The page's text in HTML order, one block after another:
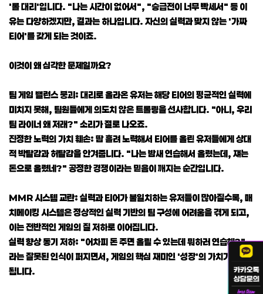
'롤 대리'입니다. "나는 시간이 없어서", "승급전이 너무 빡세서" 등 이
유는 다양하겠지만, 결과는 하나입니다. 자신의 실력과 맞지 않는 '가짜
티어'를 갖게 되는 것이죠.
이것이 왜 심각한 문제일까요?
팀 게임 밸런스 붕괴: 대리로 올라온 유저는 해당 티어의 평균적인 실력에
미치지 못해, 팀원들에게 의도치 않은 트롤링을 선사합니다. "아니, 우리
팀 라이너 왜 저래?" 소리가 절로 나오죠.
진정한 노력의 가치 훼손: 땀 흘려 노력해서 티어를 올린 유저들에게 상대
적 박탈감과 허탈감을 안겨줍니다. "나는 밤새 연습해서 올렸는데, 쟤는
돈으로 올렸네?" 공정한 경쟁이라는 믿음이 깨지는 순간입니다.
MMR 시스템 교란: 실력과 티어가 불일치하는 유저들이 많아질수록, 매
치메이킹 시스템은 정상적인 실력 기반의 팀 구성에 어려움을 겪게 되고,
이는 전반적인 게임의 질 저하로 이어집니다.
실력 향상 동기 저하: "어차피 돈 주면 올릴 수 있는데 뭐하러 연습해?"
라는 잘못된 인식이 퍼지면서, 게임의 핵심 재미인 '성장'의 가치가 퇴색
됩니다.